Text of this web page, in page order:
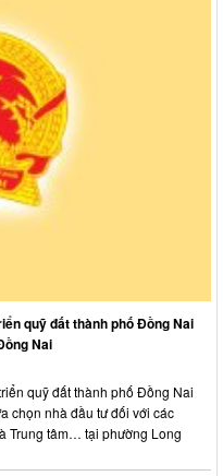
quỹ đất thành phố Đồng Nai
Nai
quỹ đất thành phố Đồng Nai
chọn nhà đầu tư đối với các
Trung tâm… tại phường Long